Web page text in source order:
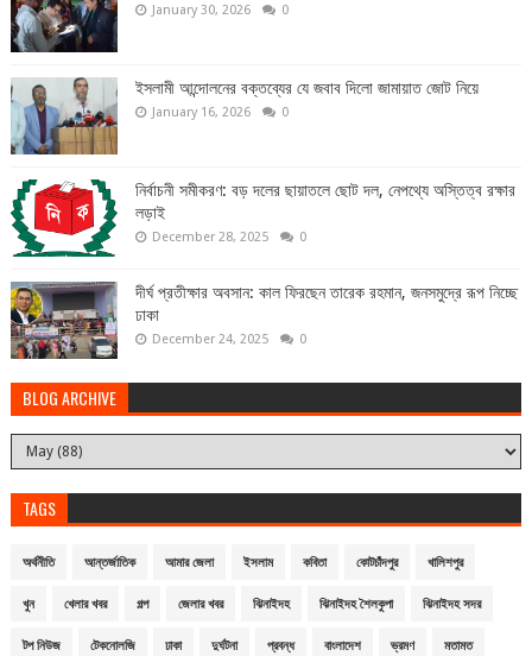
January 30, 2026 0
ইসলামী আন্দোলনের বক্তব্যের যে জবাব দিলো জামায়াত জোট নিয়ে
January 16, 2026 0
নির্বাচনী সমীকরণ: বড় দলের ছায়াতলে ছোট দল, নেপথ্যে অস্তিত্ব রক্ষার
লড়াই
December 28, 2025 0
দীর্ঘ প্রতীক্ষার অবসান: কাল ফিরছেন তারেক রহমান, জনসমুদ্রে রূপ নিচ্ছে
ঢাকা
December 24, 2025 0
BLOG ARCHIVE
TAGS
অর্থনীতি আন্তর্জাতিক আমার জেলা ইসলাম কবিতা কোটচাঁদপুর খালিশপুর
খুন খেলার খবর গল্প জেলার খবর ঝিনাইদহ ঝিনাইদহ শৈলকুপা ঝিনাইদহ সদর
টপ নিউজ টেকনোলজি ঢাকা দুর্ঘটনা প্রবন্ধ বাংলাদেশ ভ্রমণ মতামত